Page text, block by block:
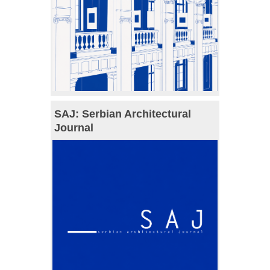
SAJ: Serbian Architectural
Journal